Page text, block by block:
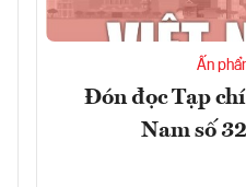
Ấn
Đón đọc Tạp
Nam số